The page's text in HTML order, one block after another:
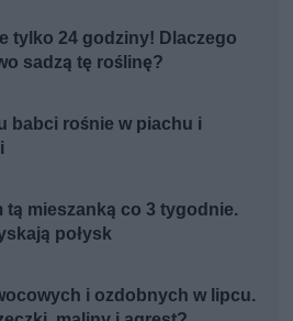
tylko 24 godziny! Dlaczego
sadzą tę roślinę?
babci rośnie w piachu i
tą mieszanką co 3 tygodnie.
połysk
i ozdobnych w lipcu.